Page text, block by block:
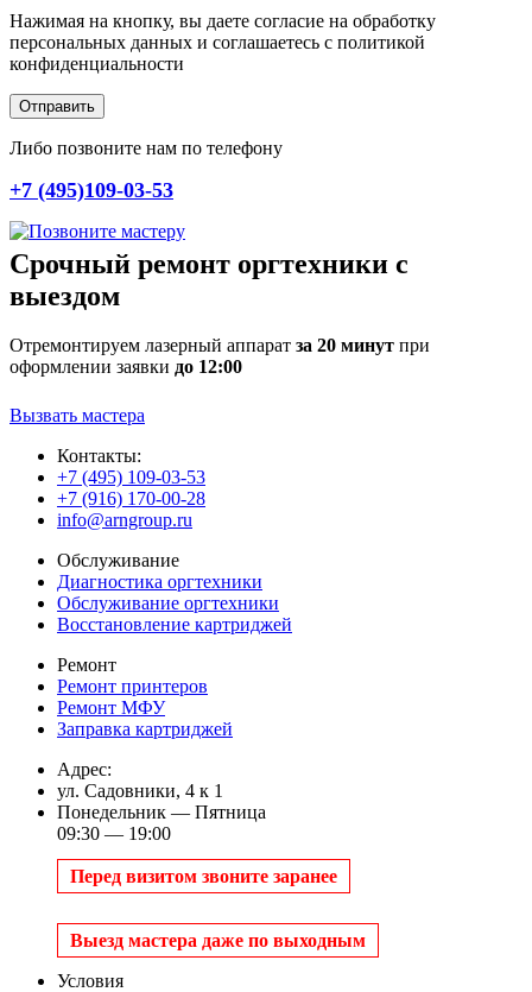
Нажимая на кнопку, вы даете согласие на обработку
персональных данных и соглашаетесь c политикой
конфиденциальности
Отправить
Либо позвоните нам по телефону
+7 (495)109-03-53
Срочный ремонт оргтехники с
выездом
Отремонтируем лазерный аппарат за 20 минут при
оформлении заявки до 12:00
Вызвать мастера
Контакты:
+7 (495) 109-03-53
+7 (916) 170-00-28
info@arngroup.ru
Обслуживание
Диагностика оргтехники
Обслуживание оргтехники
Восстановление картриджей
Ремонт
Ремонт принтеров
Ремонт МФУ
Заправка картриджей
Адрес:
ул. Садовники, 4 к 1
Понедельник — Пятница
09:30 — 19:00
Перед визитом звоните заранее
Выезд мастера даже по выходным
Условия